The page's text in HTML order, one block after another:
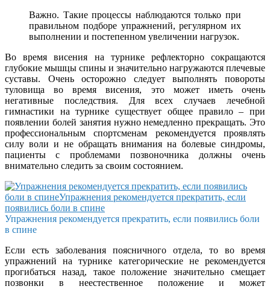
Важно. Такие процессы наблюдаются только при
правильном подборе упражнений, регулярном их
выполнении и постепенном увеличении нагрузок.
Во время висения на турнике рефлекторно сокращаются
глубокие мышцы спины и значительно нагружаются плечевые
суставы. Очень осторожно следует выполнять повороты
туловища во время висения, это может иметь очень
негативные последствия. Для всех случаев лечебной
гимнастики на турнике существует общее правило – при
появлении болей занятия нужно немедленно прекращать. Это
профессиональным спортсменам рекомендуется проявлять
силу воли и не обращать внимания на болевые синдромы,
пациенты с проблемами позвоночника должны очень
внимательно следить за своим состоянием.
Упражнения рекомендуется прекратить, если появились боли
в спине
Если есть заболевания поясничного отдела, то во время
упражнений на турнике категорические не рекомендуется
прогибаться назад, такое положение значительно смещает
позвонки в неестественное положение и может